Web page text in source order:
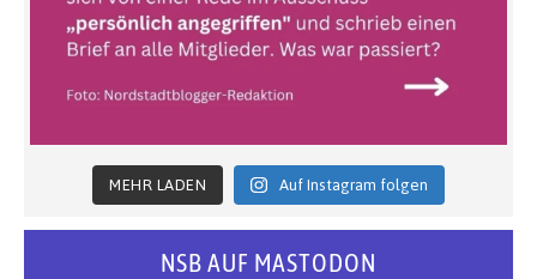
MEHR LADEN Auf Instagram folgen
NSB AUF MASTODON